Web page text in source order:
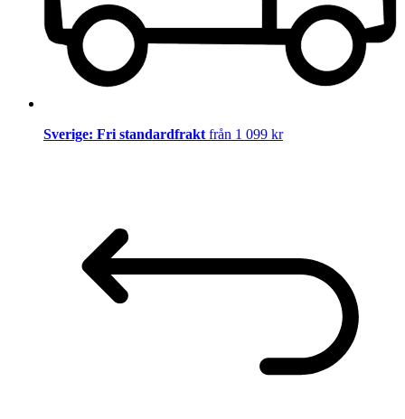
Sverige: Fri standardfrakt från 1 099 kr